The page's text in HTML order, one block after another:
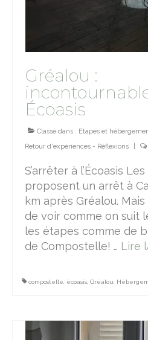
Gréalou :
Écoasis
Classé dans : Etapes et
Retour d'expériences - Réflexions
S’arrêter à l’Écoasis
proposent un arrêt à
km après Gréalou.
de voir comme on suit
les étapes comme de
de Compostelle! … Lire
compostelle écoasis Gréalou